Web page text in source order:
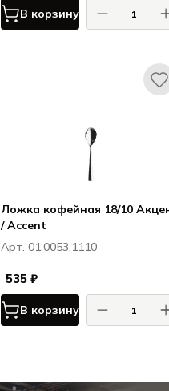
В корзину
Ложка кофейная 18/10
/ Accent
Арт. 01.0053.1110
535 ₽
В корзину